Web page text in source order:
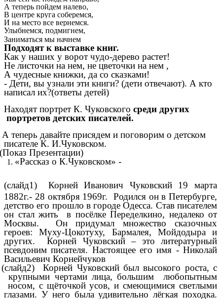
А теперь пойдем налево,
В центре круга соберемся,
И на место все вернемся.
Улыбнемся, подмигнем,
Заниматься мы начнем
Подходят к выставке книг.
Как у наших у ворот чудо-дерево растет!
Не листочки на нем, не цветочки на нем ,
А чудесные книжки, да со сказками!
- Дети, вы узнали эти книги? (дети отвечают). А кто
написал их?(ответы детей)
Находят портрет К. Чуковского среди других
портретов детских писателей.
теперь давайте присядем и поговорим о детском
писателе К. И.Чуковском.
Презентации)
«Рассказ о К.Чуковском» -
(слайд1)
Корней Иванович Чуковский 19 марта
1882г.- 28 октября 1969г. Родился он в Петербурге,
детство его прошло в городе Одесса. Став писателем
он стал жить в посёлке Переделкино, недалеко от
Москвы. Он придумал множество сказочных
героев: Муху-Цокотуху, Бармалея, Мойдодыра и
других. Корней Чуковский – это литературный
псевдоним писателя. Настоящее его имя - Николай
Васильевич Корнейчуков
Корней Чуковский был высокого роста, с
крупными чертами лица, большим любопытным
носом, с щёточкой усов, и смеющимися светлыми
глазами. У него была удивительно лёгкая походка.